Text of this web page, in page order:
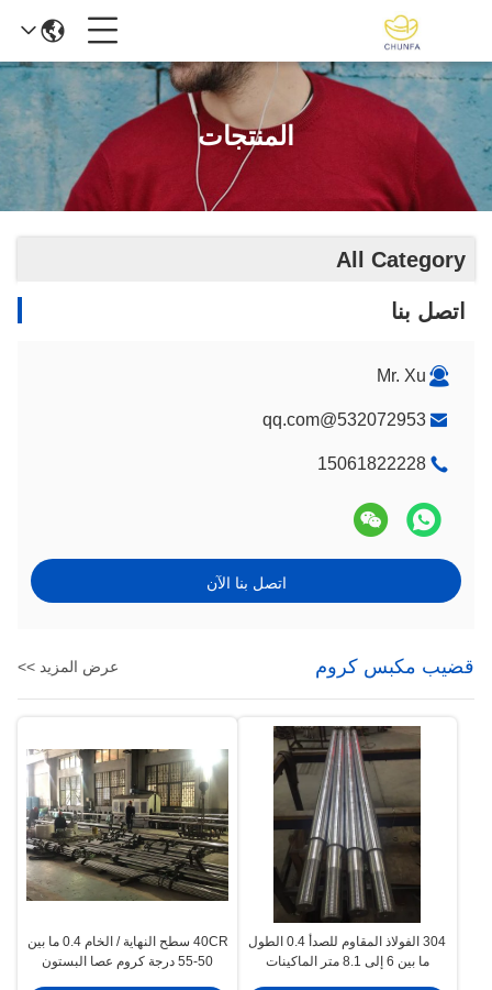
المنتجات
All Category
اتصل بنا
Mr. Xu
532072953@qq.com
15061822228
اتصل بنا الآن
قضيب مكبس كروم عرض المزيد >>
304 الفولاذ المقاوم للصدأ 0.4 الطول
ما بين 6 إلى 8.1 متر الماكينات
40CR سطح النهاية / الخام 0.4 ما بين
50-55 درجة كروم عصا البستون